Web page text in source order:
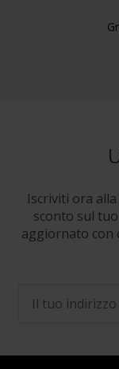
Iscriviti ora
sconto sul
aggiornato con